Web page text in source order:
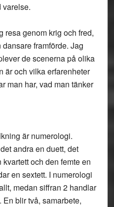
varelse.
resa genom krig och fred,
framförde. Jag
de scenerna på olika
är och vilka erfarenheter
man har, vad man tänker
är numerologi.
andra en duett, det
och den femte en
en sextett. I numerologi
medan siffran 2 handlar
blir två, samarbete,